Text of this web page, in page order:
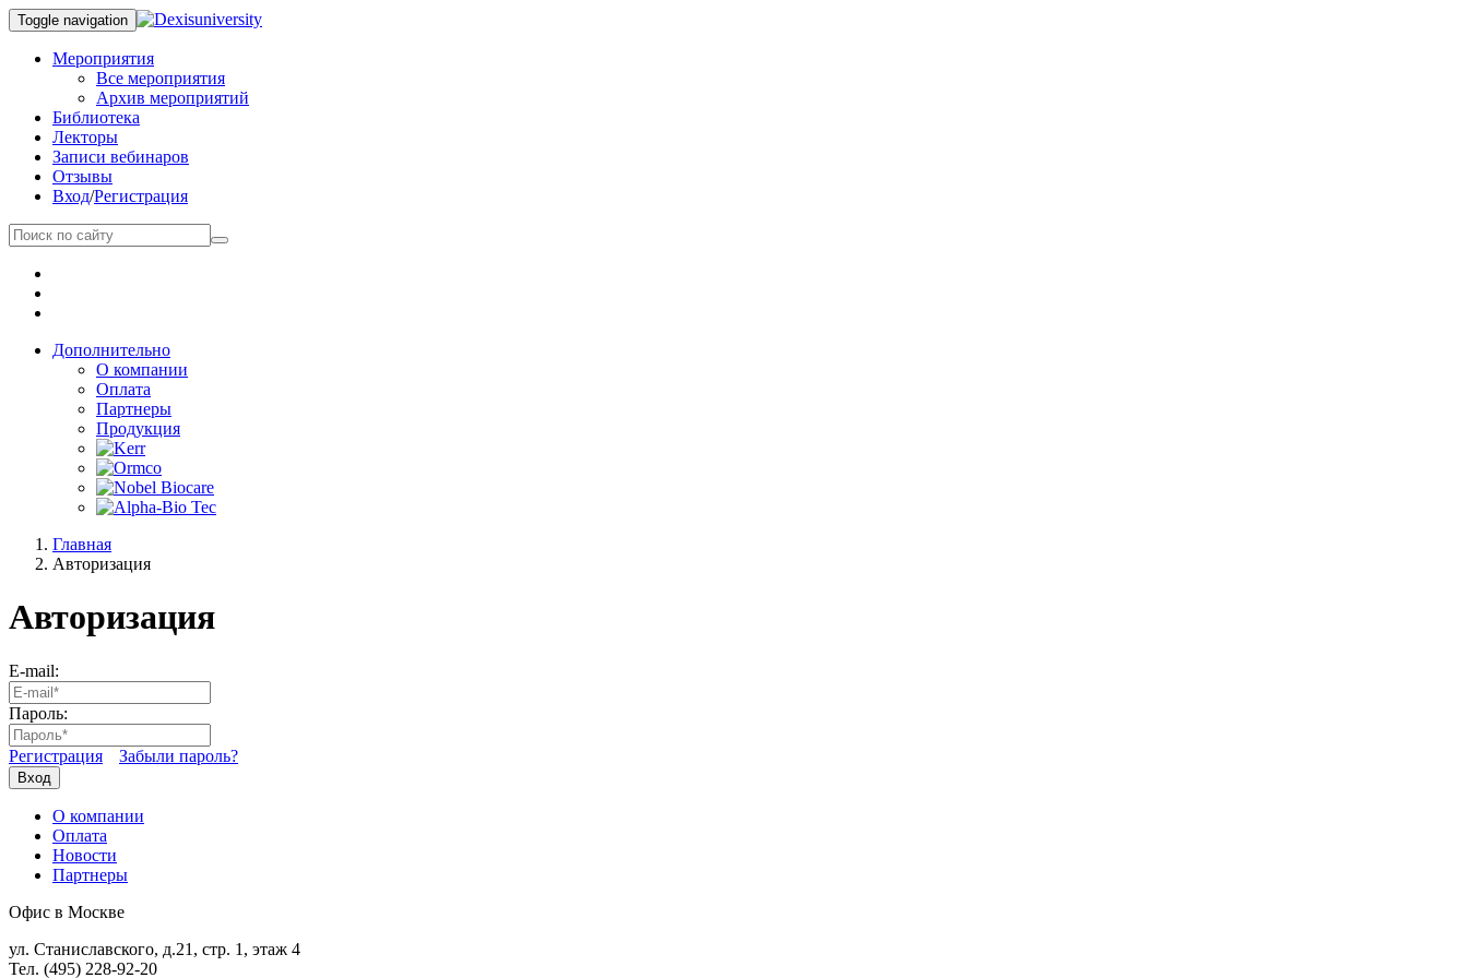
Toggle navigation
Мероприятия
Все мероприятия
Архив мероприятий
Библиотека
Лекторы
Записи вебинаров
Отзывы
Вход/Регистрация
Дополнительно
О компании
Оплата
Партнеры
Продукция
Главная
Авторизация
Авторизация
E-mail:
Пароль:
Регистрация Забыли пароль?
Вход
О компании
Оплата
Новости
Партнеры
Офис в Москве
ул. Станиславского, д.21, стр. 1, этаж 4
Тел. (495) 228-92-20